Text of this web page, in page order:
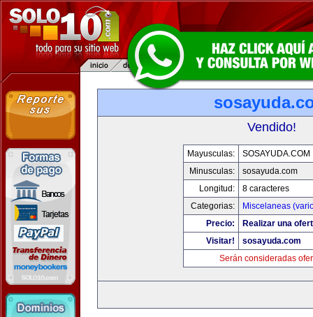
Vendido!
Mayusculas:
SOSAYUDA.COM
Minusculas:
sosayuda.com
Longitud:
8 caracteres
Categorias:
Miscelaneas
Precio:
Realizar una
Visitar!
sosayuda.com
Serán consideradas